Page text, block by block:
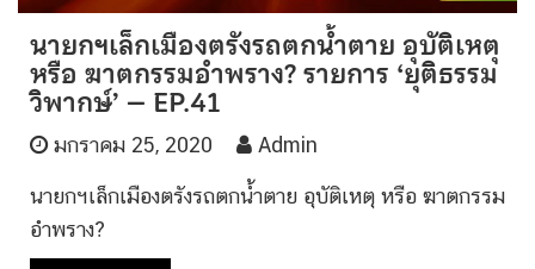
นายกฯเล็กเมืองตรังรถตกน้ำตาย อุบัติเหตุ
หรือ ฆาตกรรมอำพราง? รายการ ‘ยุติธรรม
วิพากษ์’ – EP.41
มกราคม 25, 2020 Admin
นายกฯเล็กเมืองตรังรถตกน้ำตาย อุบัติเหตุ หรือ ฆาตกรรม
อำพราง?